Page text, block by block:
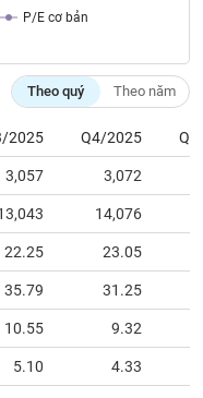
P/E cơ bản
Theo quý Theo năm
2025 Q4/2025
3,057 3,072
14,076
22.25 23.05
35.79 31.25
10.55 9.32
5.10 4.33